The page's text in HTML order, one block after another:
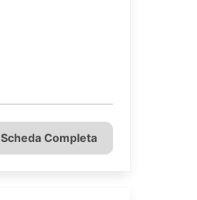
Scheda Completa